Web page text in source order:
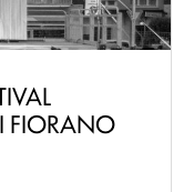
FIORANO